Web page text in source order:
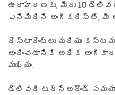
ఉదాహరణకు, మీరు 10
ఎనిమిదిని అంగీకరిస్తే, మీ
రెస్టారెంట్‌లు మరియు
అందించడానికి అధిక అంగీకార
ముఖ్యం.
డెలివరీ టర్న్‌అరౌండ్